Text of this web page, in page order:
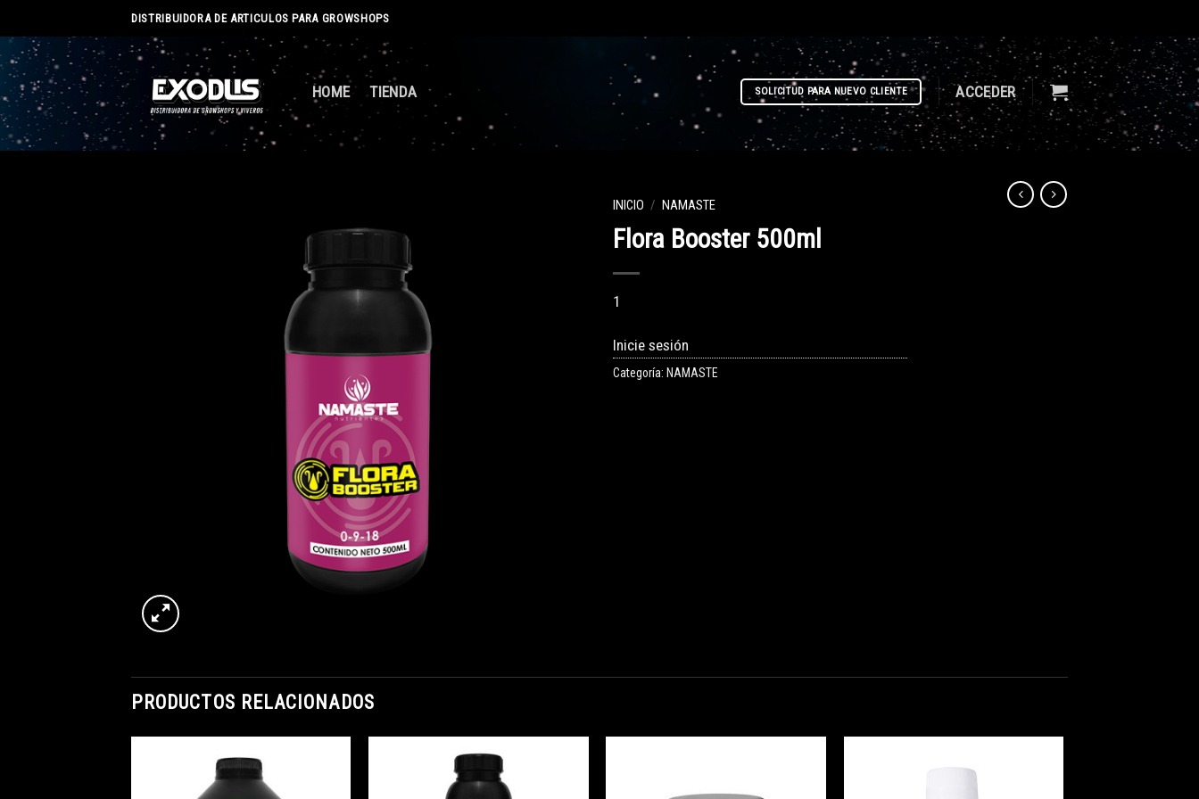
to
content
DISTRIBUIDORA DE ARTICULOS PARA GROWSHOPS
HOME TIENDA SOLICITUD PARA NUEVO CLIENTE ACCEDER
INICIO / NAMASTE
Flora Booster 500ml
1
Inicie sesión
Categoría: NAMASTE
PRODUCTOS RELACIONADOS